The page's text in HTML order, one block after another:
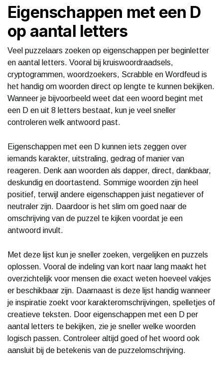
Eigenschappen met een D
op aantal letters
Veel puzzelaars zoeken op eigenschappen per beginletter
en aantal letters. Vooral bij kruiswoordraadsels,
cryptogrammen, woordzoekers, Scrabble en Wordfeud is
het handig om woorden direct op lengte te kunnen bekijken.
Wanneer je bijvoorbeeld weet dat een woord begint met
een D en uit 8 letters bestaat, kun je veel sneller
controleren welk antwoord past.
Eigenschappen met een D kunnen iets zeggen over
iemands karakter, uitstraling, gedrag of manier van
reageren. Denk aan woorden als dapper, direct, dankbaar,
deskundig en doortastend. Sommige woorden zijn heel
positief, terwijl andere eigenschappen juist negatiever of
neutraler zijn. Daardoor is het slim om goed naar de
omschrijving van de puzzel te kijken voordat je een
antwoord invult.
Met deze lijst kun je sneller zoeken, vergelijken en puzzels
oplossen. Vooral de indeling van kort naar lang maakt het
overzichtelijk voor mensen die exact weten hoeveel vakjes
er beschikbaar zijn. Daarnaast is deze lijst handig wanneer
je inspiratie zoekt voor karakteromschrijvingen, spelletjes of
creatieve teksten. Door eigenschappen met een D per
aantal letters te bekijken, zie je sneller welke woorden
logisch passen. Controleer altijd goed of het woord ook
aansluit bij de betekenis van de puzzelomschrijving.